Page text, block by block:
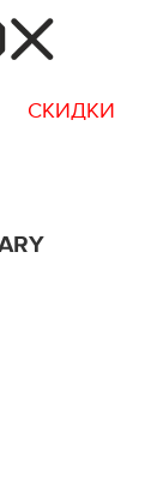
СКИДКИ